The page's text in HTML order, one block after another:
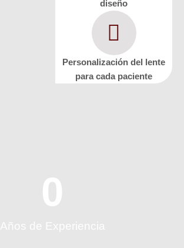
diseño
Personalización del lente
para cada paciente
Años de Experiencia
0